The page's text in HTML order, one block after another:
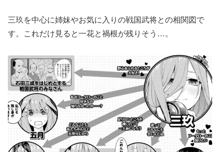
三玖を中心に姉妹やお気に入りの戦国武将との相関図で
す。これだけ見ると一花と禍根が残りそう…。